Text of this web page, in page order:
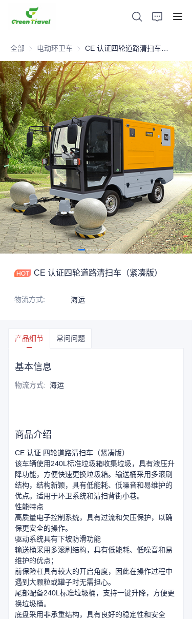
全部 电动环卫车 电动环卫车
CE 认证四轮道路清扫车（紧凑版）
物流方式: 海运
产品细节 常问问题
基本信息
物流方式: 海运
商品介绍
CE 认证 四轮道路清扫车（紧凑版）
该车辆使用240L标准垃圾箱收集垃圾，具有液压升
降功能，方便快速更换垃圾箱。输送桶采用多滚刷
结构，结构新颖，具有低能耗、低噪音和易维护的
优点。适用于环卫系统和清扫背街小巷。
性能特点
高质量电子控制系统，具有过流和欠压保护，以确
保更安全的操作。
驱动系统具有下坡防滑功能
输送桶采用多滚刷结构，具有低能耗、低噪音和易
维护的优点；
前保险杠具有较大的开启角度，因此在操作过程中
遇到大颗粒或罐子时无需担心。
尾部配备240L标准垃圾桶，支持一键升降，方便更
换垃圾桶。
底盘采用非承重结构，具有良好的稳定性和安全
家
产品
关于我们
新闻与合作案例
生产基地及工艺
支持